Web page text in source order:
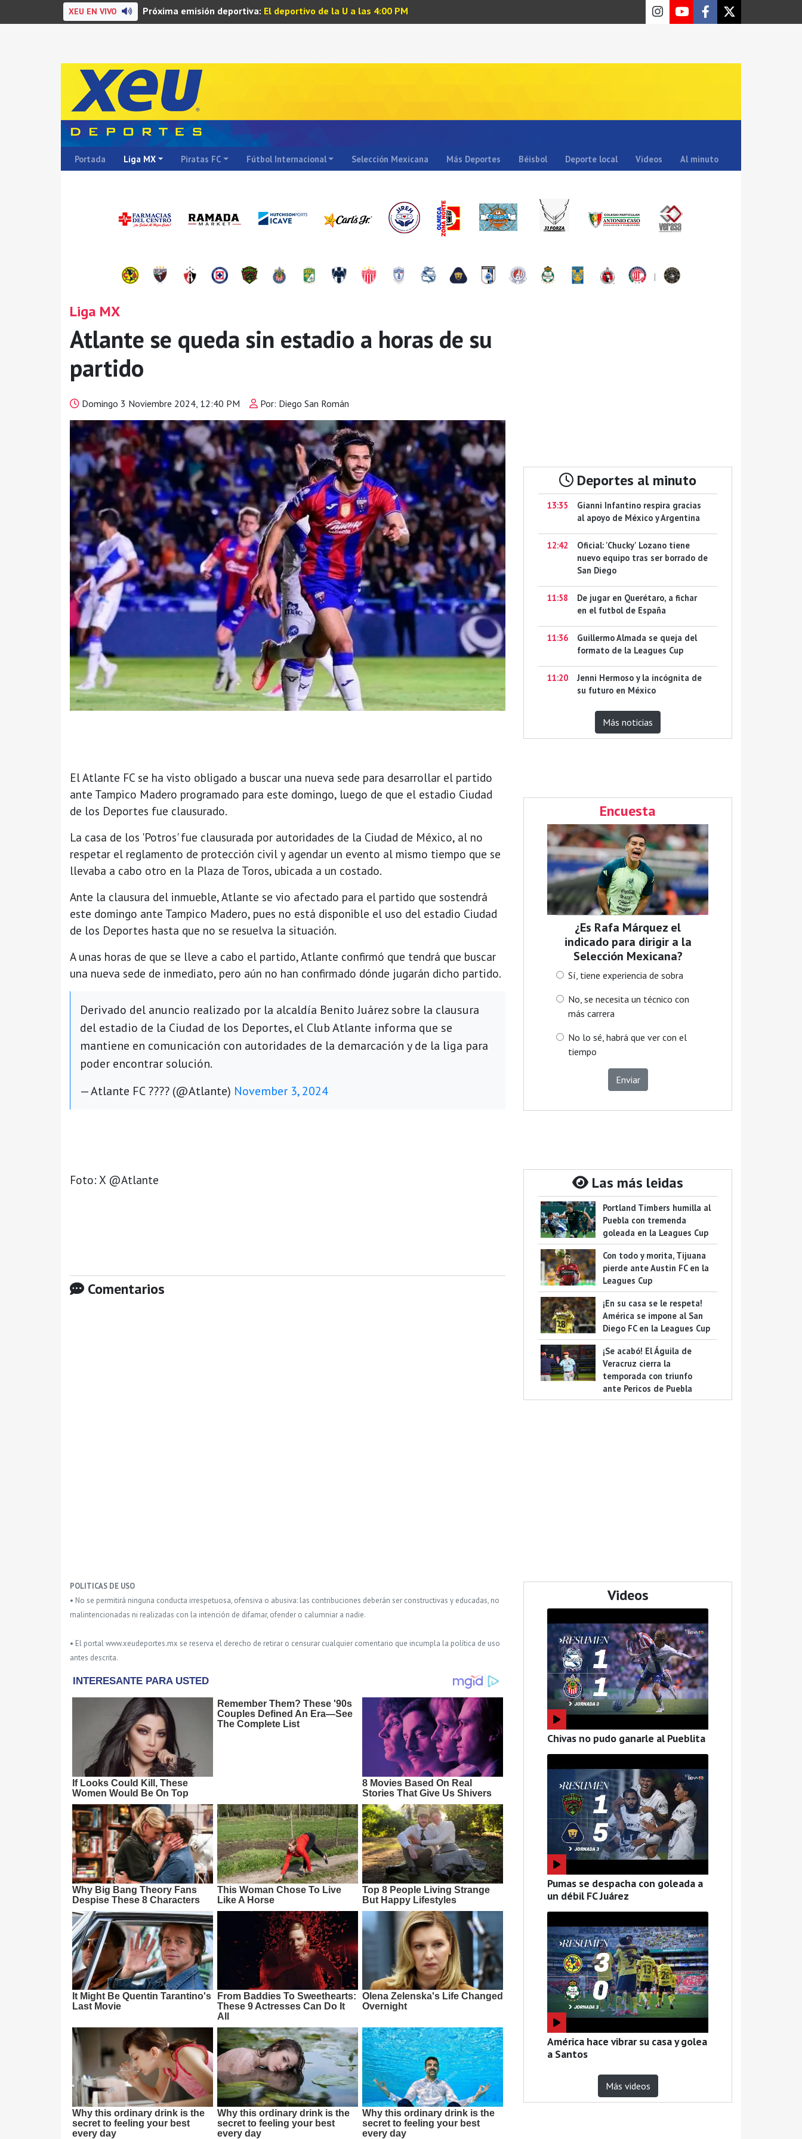
XEU EN VIVO Próxima emisión deportiva: El deportivo de la U a las 4:00 PM
Portada Liga MX Piratas FC Fútbol Internacional Selección Mexicana Más Deportes Béisbol Deporte local Videos Al minuto
|
Liga MX
Atlante se queda sin estadio a horas de su
partido
Domingo 3 Noviembre 2024, 12:40 PM Por: Diego San Román
El Atlante FC se ha visto obligado a buscar una nueva sede para desarrollar el partido
ante Tampico Madero programado para este domingo, luego de que el estadio Ciudad
de los Deportes fue clausurado.
La casa de los 'Potros' fue clausurada por autoridades de la Ciudad de México, al no
respetar el reglamento de protección civil y agendar un evento al mismo tiempo que se
llevaba a cabo otro en la Plaza de Toros, ubicada a un costado.
Ante la clausura del inmueble, Atlante se vio afectado para el partido que sostendrá
este domingo ante Tampico Madero, pues no está disponible el uso del estadio Ciudad
de los Deportes hasta que no se resuelva la situación.
A unas horas de que se lleve a cabo el partido, Atlante confirmó que tendrá que buscar
una nueva sede de inmediato, pero aún no han confirmado dónde jugarán dicho partido.
Derivado del anuncio realizado por la alcaldía Benito Juárez sobre la clausura
del estadio de la Ciudad de los Deportes, el Club Atlante informa que se
mantiene en comunicación con autoridades de la demarcación y de la liga para
poder encontrar solución.
— Atlante FC ???? (@Atlante) November 3, 2024
Foto: X @Atlante
Comentarios
POLITICAS DE USO
• No se permitirá ninguna conducta irrespetuosa, ofensiva o abusiva: las contribuciones deberán ser constructivas y educadas, no
malintencionadas ni realizadas con la intención de difamar, ofender o calumniar a nadie.
• El portal www.xeudeportes.mx se reserva el derecho de retirar o censurar cualquier comentario que incumpla la política de uso
antes descrita.
Deportes al minuto
13:35
Gianni Infantino respira gracias
al apoyo de México y Argentina
12:42
Oficial: 'Chucky' Lozano tiene
nuevo equipo tras ser borrado de
San Diego
11:58
De jugar en Querétaro, a fichar
en el futbol de España
11:36
Guillermo Almada se queja del
formato de la Leagues Cup
11:20
Jenni Hermoso y la incógnita de
su futuro en México
Más noticias
Encuesta
¿Es Rafa Márquez el
indicado para dirigir a la
Selección Mexicana?
Sí, tiene experiencia de sobra
No, se necesita un técnico con
más carrera
No lo sé, habrá que ver con el
tiempo
Enviar
Las más leidas
Portland Timbers humilla al
Puebla con tremenda
goleada en la Leagues Cup
Con todo y morita, Tijuana
pierde ante Austin FC en la
Leagues Cup
¡En su casa se le respeta!
América se impone al San
Diego FC en la Leagues Cup
¡Se acabó! El Águila de
Veracruz cierra la
temporada con triunfo
ante Pericos de Puebla
Videos
Chivas no pudo ganarle al Pueblita
Pumas se despacha con goleada a
un débil FC Juárez
América hace vibrar su casa y golea
a Santos
Más videos